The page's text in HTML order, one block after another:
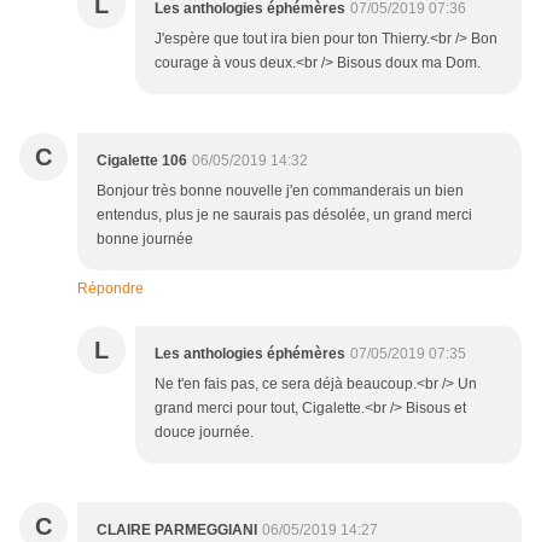
Les anthologies éphémères 07/05/2019 07:36
J'espère que tout ira bien pour ton Thierry.<br /> Bon
courage à vous deux.<br /> Bisous doux ma Dom.
C Cigalette 106 06/05/2019 14:32
Bonjour très bonne nouvelle j'en commanderais un bien
entendus, plus je ne saurais pas désolée, un grand merci
bonne journée
Répondre
L Les anthologies éphémères 07/05/2019 07:35
Ne t'en fais pas, ce sera déjà beaucoup.<br /> Un
grand merci pour tout, Cigalette.<br /> Bisous et
douce journée.
C CLAIRE PARMEGGIANI
06/05/2019 14:27